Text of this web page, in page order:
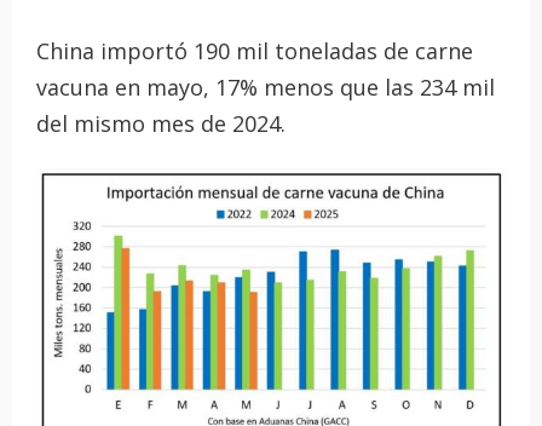
China importó 190 mil toneladas de carne
vacuna en mayo, 17% menos que las 234 mil
del mismo mes de 2024.